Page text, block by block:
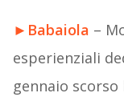
► Babaiola –
esperienziali
gennaio